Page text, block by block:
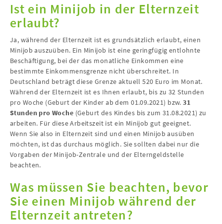
Ist ein Minijob in der Elternzeit
erlaubt?
Ja, während der Elternzeit ist es grundsätzlich erlaubt, einen
Minijob auszuüben. Ein Minijob ist eine geringfügig entlohnte
Beschäftigung, bei der das monatliche Einkommen eine
bestimmte Einkommensgrenze nicht überschreitet. In
Deutschland beträgt diese Grenze aktuell 520 Euro im Monat.
Während der Elternzeit ist es Ihnen erlaubt, bis zu 32 Stunden
pro Woche (Geburt der Kinder ab dem 01.09.2021) bzw. 31
Stunden pro Woche (Geburt des Kindes bis zum 31.08.2021) zu
arbeiten. Für diese Arbeitszeit ist ein Minijob gut geeignet.
Wenn Sie also in Elternzeit sind und einen Minijob ausüben
möchten, ist das durchaus möglich. Sie sollten dabei nur die
Vorgaben der Minijob-Zentrale und der Elterngeldstelle
beachten.
Was müssen Sie beachten, bevor
Sie einen Minijob während der
Elternzeit antreten?